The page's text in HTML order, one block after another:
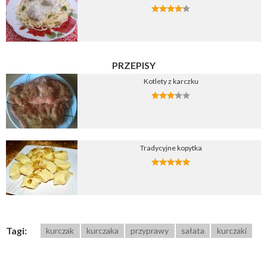
PRZEPISY
Kotlety z karczku
Tradycyjne kopytka
Tagi: kurczak kurczaka przyprawy sałata kurczaki